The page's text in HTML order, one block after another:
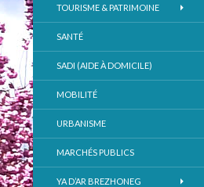
TOURISME & PATRIMOINE
SANTÉ
SADI (AIDE À DOMICILE)
MOBILITÉ
URBANISME
MARCHÉS PUBLICS
YA D’AR BREZHONEG